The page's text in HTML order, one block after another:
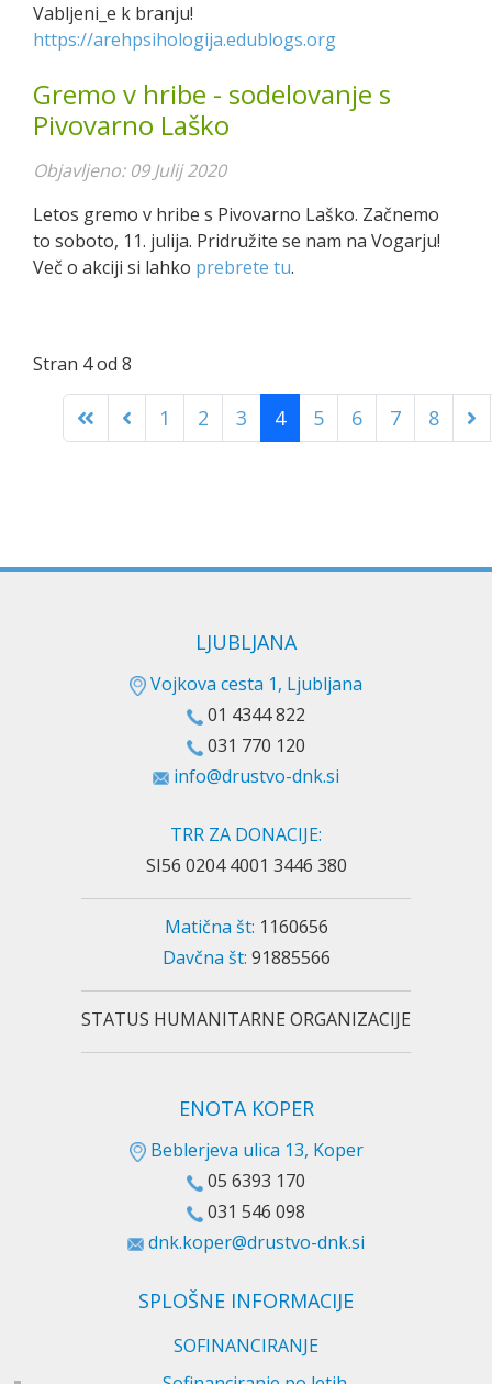
Vabljeni_e k branju!
https://arehpsihologija.edublogs.org
Gremo v hribe - sodelovanje s
Pivovarno Laško
Objavljeno: 09 Julij 2020
Letos gremo v hribe s Pivovarno Laško. Začnemo
to soboto, 11. julija. Pridružite se nam na Vogarju!
Več o akciji si lahko prebrete tu.
Stran 4 od 8
1 2 3 4 5 6 7 8
LJUBLJANA
Vojkova cesta 1, Ljubljana
01 4344 822
031 770 120
info@drustvo-dnk.si
TRR ZA DONACIJE:
SI56 0204 4001 3446 380
Matična št: 1160656
Davčna št: 91885566
STATUS HUMANITARNE ORGANIZACIJE
ENOTA KOPER
Beblerjeva ulica 13, Koper
05 6393 170
031 546 098
dnk.koper@drustvo-dnk.si
SPLOŠNE INFORMACIJE
SOFINANCIRANJE